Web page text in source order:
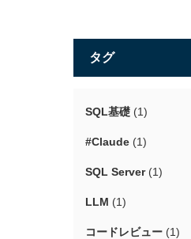
タグ
SQL基礎 (1)
#Claude (1)
SQL Server(1)
LLM (1)
コードレビュー (1)